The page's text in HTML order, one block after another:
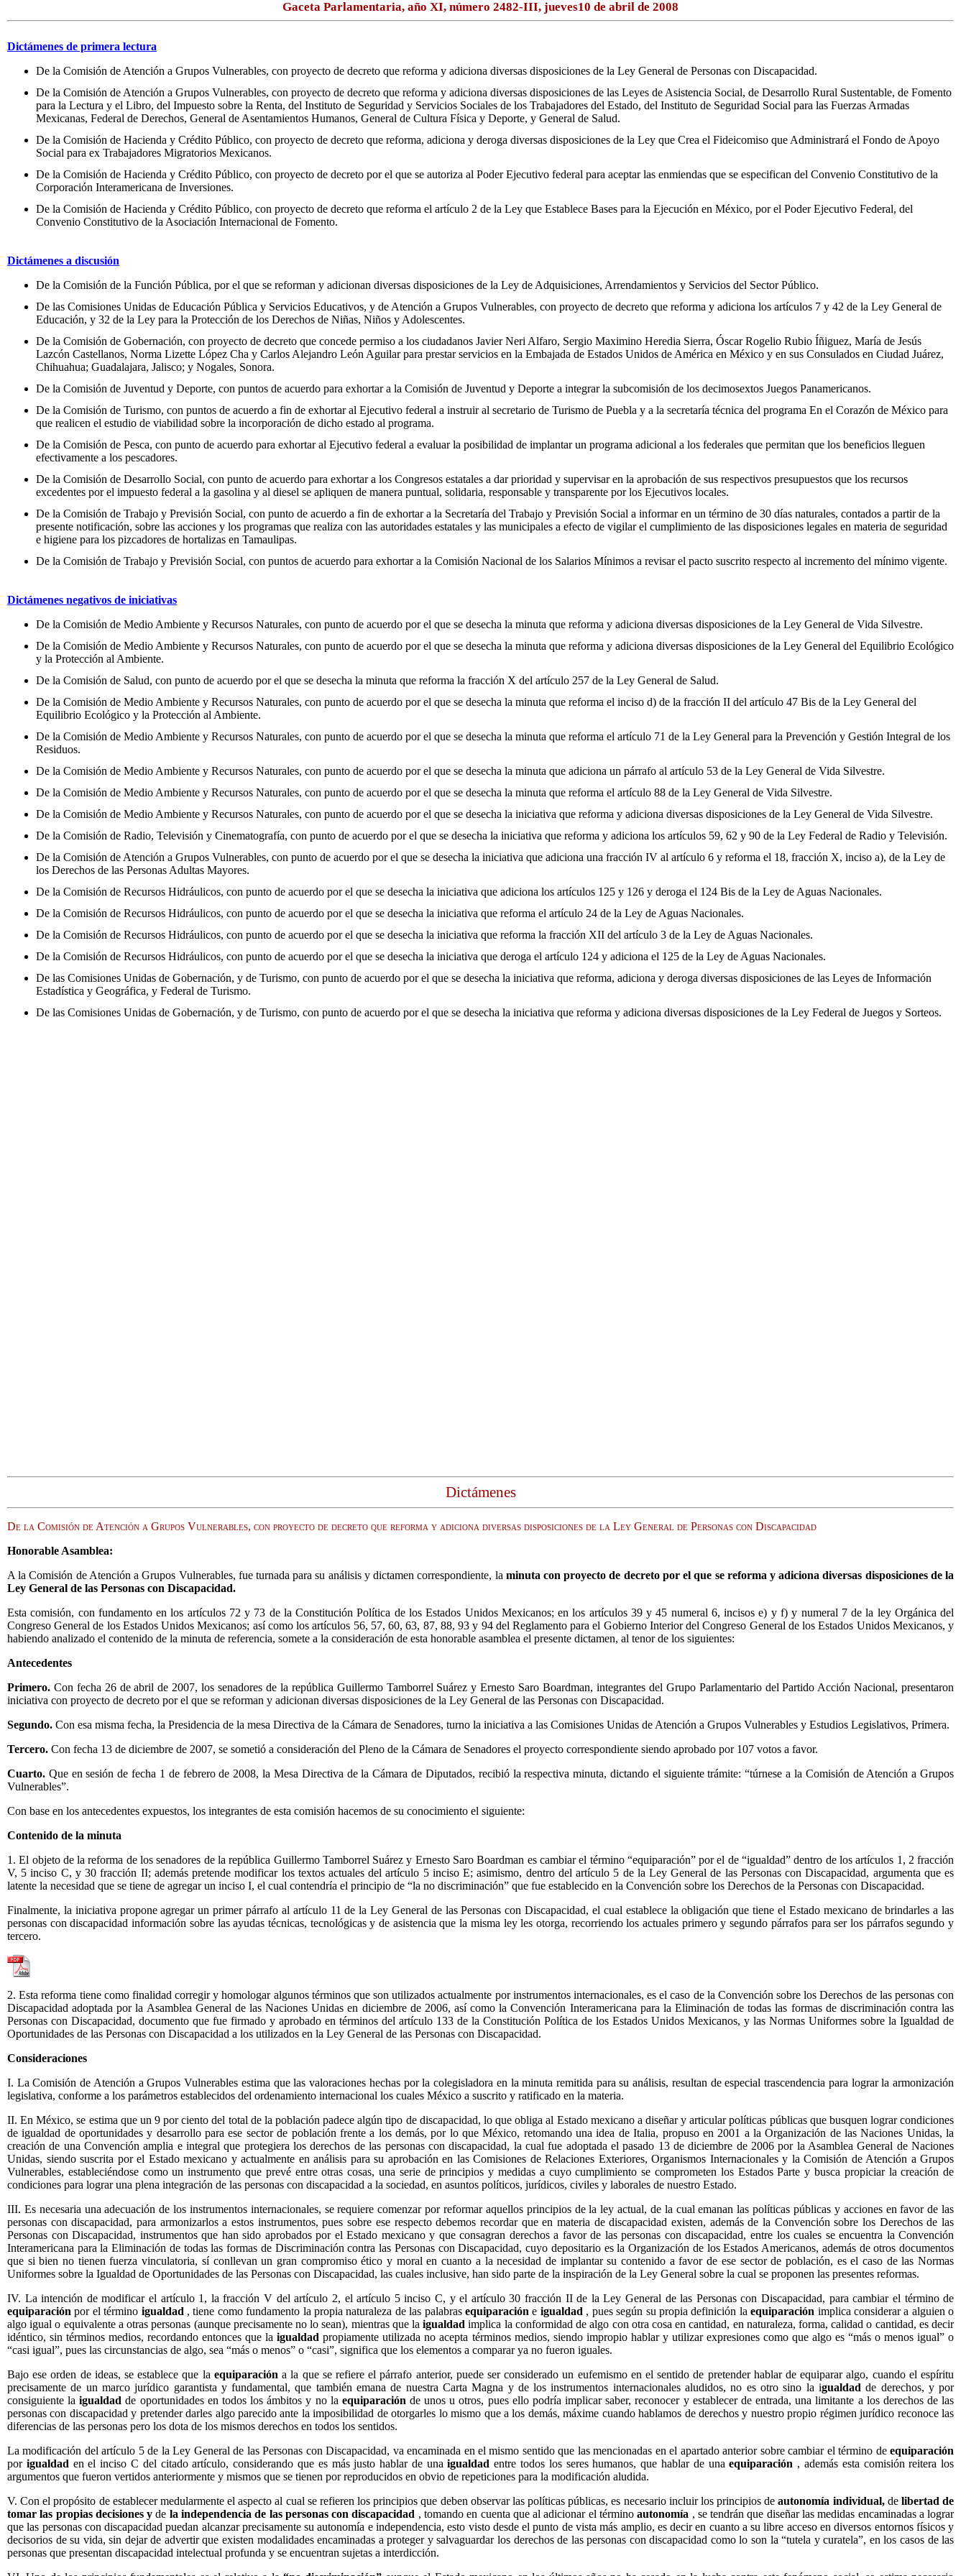
Gaceta Parlamentaria, año XI, número 2482-III, jueves10 de abril de 2008
Dictámenes de primera lectura
De la Comisión de Atención a Grupos Vulnerables, con proyecto de decreto que reforma y adiciona diversas disposiciones de la Ley General de Personas con Discapacidad.
De la Comisión de Atención a Grupos Vulnerables, con proyecto de decreto que reforma y adiciona diversas disposiciones de las Leyes de Asistencia Social, de Desarrollo Rural Sustentable, de Fomento
para la Lectura y el Libro, del Impuesto sobre la Renta, del Instituto de Seguridad y Servicios Sociales de los Trabajadores del Estado, del Instituto de Seguridad Social para las Fuerzas Armadas
Mexicanas, Federal de Derechos, General de Asentamientos Humanos, General de Cultura Física y Deporte, y General de Salud.
De la Comisión de Hacienda y Crédito Público, con proyecto de decreto que reforma, adiciona y deroga diversas disposiciones de la Ley que Crea el Fideicomiso que Administrará el Fondo de Apoyo
Social para ex Trabajadores Migratorios Mexicanos.
De la Comisión de Hacienda y Crédito Público, con proyecto de decreto por el que se autoriza al Poder Ejecutivo federal para aceptar las enmiendas que se especifican del Convenio Constitutivo de la
Corporación Interamericana de Inversiones.
De la Comisión de Hacienda y Crédito Público, con proyecto de decreto que reforma el artículo 2 de la Ley que Establece Bases para la Ejecución en México, por el Poder Ejecutivo Federal, del
Convenio Constitutivo de la Asociación Internacional de Fomento.
Dictámenes a discusión
De la Comisión de la Función Pública, por el que se reforman y adicionan diversas disposiciones de la Ley de Adquisiciones, Arrendamientos y Servicios del Sector Público.
De las Comisiones Unidas de Educación Pública y Servicios Educativos, y de Atención a Grupos Vulnerables, con proyecto de decreto que reforma y adiciona los artículos 7 y 42 de la Ley General de
Educación, y 32 de la Ley para la Protección de los Derechos de Niñas, Niños y Adolescentes.
De la Comisión de Gobernación, con proyecto de decreto que concede permiso a los ciudadanos Javier Neri Alfaro, Sergio Maximino Heredia Sierra, Óscar Rogelio Rubio Íñiguez, María de Jesús
Lazcón Castellanos, Norma Lizette López Cha y Carlos Alejandro León Aguilar para prestar servicios en la Embajada de Estados Unidos de América en México y en sus Consulados en Ciudad Juárez,
Chihuahua; Guadalajara, Jalisco; y Nogales, Sonora.
De la Comisión de Juventud y Deporte, con puntos de acuerdo para exhortar a la Comisión de Juventud y Deporte a integrar la subcomisión de los decimosextos Juegos Panamericanos.
De la Comisión de Turismo, con puntos de acuerdo a fin de exhortar al Ejecutivo federal a instruir al secretario de Turismo de Puebla y a la secretaría técnica del programa En el Corazón de México para
que realicen el estudio de viabilidad sobre la incorporación de dicho estado al programa.
De la Comisión de Pesca, con punto de acuerdo para exhortar al Ejecutivo federal a evaluar la posibilidad de implantar un programa adicional a los federales que permitan que los beneficios lleguen
efectivamente a los pescadores.
De la Comisión de Desarrollo Social, con punto de acuerdo para exhortar a los Congresos estatales a dar prioridad y supervisar en la aprobación de sus respectivos presupuestos que los recursos
excedentes por el impuesto federal a la gasolina y al diesel se apliquen de manera puntual, solidaria, responsable y transparente por los Ejecutivos locales.
De la Comisión de Trabajo y Previsión Social, con punto de acuerdo a fin de exhortar a la Secretaría del Trabajo y Previsión Social a informar en un término de 30 días naturales, contados a partir de la
presente notificación, sobre las acciones y los programas que realiza con las autoridades estatales y las municipales a efecto de vigilar el cumplimiento de las disposiciones legales en materia de seguridad
e higiene para los pizcadores de hortalizas en Tamaulipas.
De la Comisión de Trabajo y Previsión Social, con puntos de acuerdo para exhortar a la Comisión Nacional de los Salarios Mínimos a revisar el pacto suscrito respecto al incremento del mínimo vigente.
Dictámenes negativos de iniciativas
De la Comisión de Medio Ambiente y Recursos Naturales, con punto de acuerdo por el que se desecha la minuta que reforma y adiciona diversas disposiciones de la Ley General de Vida Silvestre.
De la Comisión de Medio Ambiente y Recursos Naturales, con punto de acuerdo por el que se desecha la minuta que reforma y adiciona diversas disposiciones de la Ley General del Equilibrio Ecológico
y la Protección al Ambiente.
De la Comisión de Salud, con punto de acuerdo por el que se desecha la minuta que reforma la fracción X del artículo 257 de la Ley General de Salud.
De la Comisión de Medio Ambiente y Recursos Naturales, con punto de acuerdo por el que se desecha la minuta que reforma el inciso d) de la fracción II del artículo 47 Bis de la Ley General del
Equilibrio Ecológico y la Protección al Ambiente.
De la Comisión de Medio Ambiente y Recursos Naturales, con punto de acuerdo por el que se desecha la minuta que reforma el artículo 71 de la Ley General para la Prevención y Gestión Integral de los
Residuos.
De la Comisión de Medio Ambiente y Recursos Naturales, con punto de acuerdo por el que se desecha la minuta que adiciona un párrafo al artículo 53 de la Ley General de Vida Silvestre.
De la Comisión de Medio Ambiente y Recursos Naturales, con punto de acuerdo por el que se desecha la minuta que reforma el artículo 88 de la Ley General de Vida Silvestre.
De la Comisión de Medio Ambiente y Recursos Naturales, con punto de acuerdo por el que se desecha la iniciativa que reforma y adiciona diversas disposiciones de la Ley General de Vida Silvestre.
De la Comisión de Radio, Televisión y Cinematografía, con punto de acuerdo por el que se desecha la iniciativa que reforma y adiciona los artículos 59, 62 y 90 de la Ley Federal de Radio y Televisión.
De la Comisión de Atención a Grupos Vulnerables, con punto de acuerdo por el que se desecha la iniciativa que adiciona una fracción IV al artículo 6 y reforma el 18, fracción X, inciso a), de la Ley de
los Derechos de las Personas Adultas Mayores.
De la Comisión de Recursos Hidráulicos, con punto de acuerdo por el que se desecha la iniciativa que adiciona los artículos 125 y 126 y deroga el 124 Bis de la Ley de Aguas Nacionales.
De la Comisión de Recursos Hidráulicos, con punto de acuerdo por el que se desecha la iniciativa que reforma el artículo 24 de la Ley de Aguas Nacionales.
De la Comisión de Recursos Hidráulicos, con punto de acuerdo por el que se desecha la iniciativa que reforma la fracción XII del artículo 3 de la Ley de Aguas Nacionales.
De la Comisión de Recursos Hidráulicos, con punto de acuerdo por el que se desecha la iniciativa que deroga el artículo 124 y adiciona el 125 de la Ley de Aguas Nacionales.
De las Comisiones Unidas de Gobernación, y de Turismo, con punto de acuerdo por el que se desecha la iniciativa que reforma, adiciona y deroga diversas disposiciones de las Leyes de Información
Estadística y Geográfica, y Federal de Turismo.
De las Comisiones Unidas de Gobernación, y de Turismo, con punto de acuerdo por el que se desecha la iniciativa que reforma y adiciona diversas disposiciones de la Ley Federal de Juegos y Sorteos.
Dictámenes
De la Comisión de Atención a Grupos Vulnerables, con proyecto de decreto que reforma y adiciona diversas disposiciones de la Ley General de Personas con Discapacidad
Honorable Asamblea:
A la Comisión de Atención a Grupos Vulnerables, fue turnada para su análisis y dictamen correspondiente, la minuta con proyecto de decreto por el que se reforma y adiciona diversas disposiciones de la
Ley General de las Personas con Discapacidad.
Esta comisión, con fundamento en los artículos 72 y 73 de la Constitución Política de los Estados Unidos Mexicanos; en los artículos 39 y 45 numeral 6, incisos e) y f) y numeral 7 de la ley Orgánica del
Congreso General de los Estados Unidos Mexicanos; así como los artículos 56, 57, 60, 63, 87, 88, 93 y 94 del Reglamento para el Gobierno Interior del Congreso General de los Estados Unidos Mexicanos, y
habiendo analizado el contenido de la minuta de referencia, somete a la consideración de esta honorable asamblea el presente dictamen, al tenor de los siguientes:
Antecedentes
Primero. Con fecha 26 de abril de 2007, los senadores de la república Guillermo Tamborrel Suárez y Ernesto Saro Boardman, integrantes del Grupo Parlamentario del Partido Acción Nacional, presentaron
iniciativa con proyecto de decreto por el que se reforman y adicionan diversas disposiciones de la Ley General de las Personas con Discapacidad.
Segundo. Con esa misma fecha, la Presidencia de la mesa Directiva de la Cámara de Senadores, turno la iniciativa a las Comisiones Unidas de Atención a Grupos Vulnerables y Estudios Legislativos, Primera.
Tercero. Con fecha 13 de diciembre de 2007, se sometió a consideración del Pleno de la Cámara de Senadores el proyecto correspondiente siendo aprobado por 107 votos a favor.
Cuarto. Que en sesión de fecha 1 de febrero de 2008, la Mesa Directiva de la Cámara de Diputados, recibió la respectiva minuta, dictando el siguiente trámite: “túrnese a la Comisión de Atención a Grupos
Vulnerables”.
Con base en los antecedentes expuestos, los integrantes de esta comisión hacemos de su conocimiento el siguiente:
Contenido de la minuta
1. El objeto de la reforma de los senadores de la república Guillermo Tamborrel Suárez y Ernesto Saro Boardman es cambiar el término “equiparación” por el de “igualdad” dentro de los artículos 1, 2 fracción
V, 5 inciso C, y 30 fracción II; además pretende modificar los textos actuales del artículo 5 inciso E; asimismo, dentro del artículo 5 de la Ley General de las Personas con Discapacidad, argumenta que es
latente la necesidad que se tiene de agregar un inciso I, el cual contendría el principio de “la no discriminación” que fue establecido en la Convención sobre los Derechos de la Personas con Discapacidad.
Finalmente, la iniciativa propone agregar un primer párrafo al artículo 11 de la Ley General de las Personas con Discapacidad, el cual establece la obligación que tiene el Estado mexicano de brindarles a las
personas con discapacidad información sobre las ayudas técnicas, tecnológicas y de asistencia que la misma ley les otorga, recorriendo los actuales primero y segundo párrafos para ser los párrafos segundo y
tercero.
2. Esta reforma tiene como finalidad corregir y homologar algunos términos que son utilizados actualmente por instrumentos internacionales, es el caso de la Convención sobre los Derechos de las personas con
Discapacidad adoptada por la Asamblea General de las Naciones Unidas en diciembre de 2006, así como la Convención Interamericana para la Eliminación de todas las formas de discriminación contra las
Personas con Discapacidad, documento que fue firmado y aprobado en términos del artículo 133 de la Constitución Política de los Estados Unidos Mexicanos, y las Normas Uniformes sobre la Igualdad de
Oportunidades de las Personas con Discapacidad a los utilizados en la Ley General de las Personas con Discapacidad.
Consideraciones
I. La Comisión de Atención a Grupos Vulnerables estima que las valoraciones hechas por la colegisladora en la minuta remitida para su análisis, resultan de especial trascendencia para lograr la armonización
legislativa, conforme a los parámetros establecidos del ordenamiento internacional los cuales México a suscrito y ratificado en la materia.
II. En México, se estima que un 9 por ciento del total de la población padece algún tipo de discapacidad, lo que obliga al Estado mexicano a diseñar y articular políticas públicas que busquen lograr condiciones
de igualdad de oportunidades y desarrollo para ese sector de población frente a los demás, por lo que México, retomando una idea de Italia, propuso en 2001 a la Organización de las Naciones Unidas, la
creación de una Convención amplia e integral que protegiera los derechos de las personas con discapacidad, la cual fue adoptada el pasado 13 de diciembre de 2006 por la Asamblea General de Naciones
Unidas, siendo suscrita por el Estado mexicano y actualmente en análisis para su aprobación en las Comisiones de Relaciones Exteriores, Organismos Internacionales y la Comisión de Atención a Grupos
Vulnerables, estableciéndose como un instrumento que prevé entre otras cosas, una serie de principios y medidas a cuyo cumplimiento se comprometen los Estados Parte y busca propiciar la creación de
condiciones para lograr una plena integración de las personas con discapacidad a la sociedad, en asuntos políticos, jurídicos, civiles y laborales de nuestro Estado.
III. Es necesaria una adecuación de los instrumentos internacionales, se requiere comenzar por reformar aquellos principios de la ley actual, de la cual emanan las políticas públicas y acciones en favor de las
personas con discapacidad, para armonizarlos a estos instrumentos, pues sobre ese respecto debemos recordar que en materia de discapacidad existen, además de la Convención sobre los Derechos de las
Personas con Discapacidad, instrumentos que han sido aprobados por el Estado mexicano y que consagran derechos a favor de las personas con discapacidad, entre los cuales se encuentra la Convención
Interamericana para la Eliminación de todas las formas de Discriminación contra las Personas con Discapacidad, cuyo depositario es la Organización de los Estados Americanos, además de otros documentos
que si bien no tienen fuerza vinculatoria, sí conllevan un gran compromiso ético y moral en cuanto a la necesidad de implantar su contenido a favor de ese sector de población, es el caso de las Normas
Uniformes sobre la Igualdad de Oportunidades de las Personas con Discapacidad, las cuales inclusive, han sido parte de la inspiración de la Ley General sobre la cual se proponen las presentes reformas.
IV. La intención de modificar el artículo 1, la fracción V del artículo 2, el artículo 5 inciso C, y el artículo 30 fracción II de la Ley General de las Personas con Discapacidad, para cambiar el término de
equiparación por el término igualdad , tiene como fundamento la propia naturaleza de las palabrasequiparación e igualdad , pues según su propia definición laequiparación implica considerar a alguien o
algo igual o equivalente a otras personas (aunque precisamente no lo sean), mientras que laigualdad implica la conformidad de algo con otra cosa en cantidad, en naturaleza, forma, calidad o cantidad, es decir
idéntico, sin términos medios, recordando entonces que laigualdad propiamente utilizada no acepta términos medios, siendo impropio hablar y utilizar expresiones como que algo es “más o menos igual” o
“casi igual”, pues las circunstancias de algo, sea “más o menos” o “casi”, significa que los elementos a comparar ya no fueron iguales.
Bajo ese orden de ideas, se establece que la equiparación a la que se refiere el párrafo anterior, puede ser considerado un eufemismo en el sentido de pretender hablar de equiparar algo, cuando el espíritu
precisamente de un marco jurídico garantista y fundamental, que también emana de nuestra Carta Magna y de los instrumentos internacionales aludidos, no es otro sino la igualdad de derechos, y por
consiguiente laigualdad de oportunidades en todos los ámbitos y no la equiparación de unos u otros, pues ello podría implicar saber, reconocer y establecer de entrada, una limitante a los derechos de las
personas con discapacidad y pretender darles algo parecido ante la imposibilidad de otorgarles lo mismo que a los demás, máxime cuando hablamos de derechos y nuestro propio régimen jurídico reconoce las
diferencias de las personas pero los dota de los mismos derechos en todos los sentidos.
La modificación del artículo 5 de la Ley General de las Personas con Discapacidad, va encaminada en el mismo sentido que las mencionadas en el apartado anterior sobre cambiar el término deequiparación
por igualdad en el inciso C del citado artículo, considerando que es más justo hablar de unaigualdad entre todos los seres humanos, que hablar de unaequiparación , además esta comisión reitera los
argumentos que fueron vertidos anteriormente y mismos que se tienen por reproducidos en obvio de repeticiones para la modificación aludida.
V. Con el propósito de establecer medularmente el aspecto al cual se refieren los principios que deben observar las políticas públicas, es necesario incluir los principios deautonomía individual, delibertad de
tomar las propias decisiones yde la independencia de las personas con discapacidad , tomando en cuenta que al adicionar el términoautonomía , se tendrán que diseñar las medidas encaminadas a lograr
que las personas con discapacidad puedan alcanzar precisamente su autonomía e independencia, esto visto desde el punto de vista más amplio, es decir en cuanto a su libre acceso en diversos entornos físicos y
decisorios de su vida, sin dejar de advertir que existen modalidades encaminadas a proteger y salvaguardar los derechos de las personas con discapacidad como lo son la “tutela y curatela”, en los casos de las
personas que presentan discapacidad intelectual profunda y se encuentran sujetas a interdicción.